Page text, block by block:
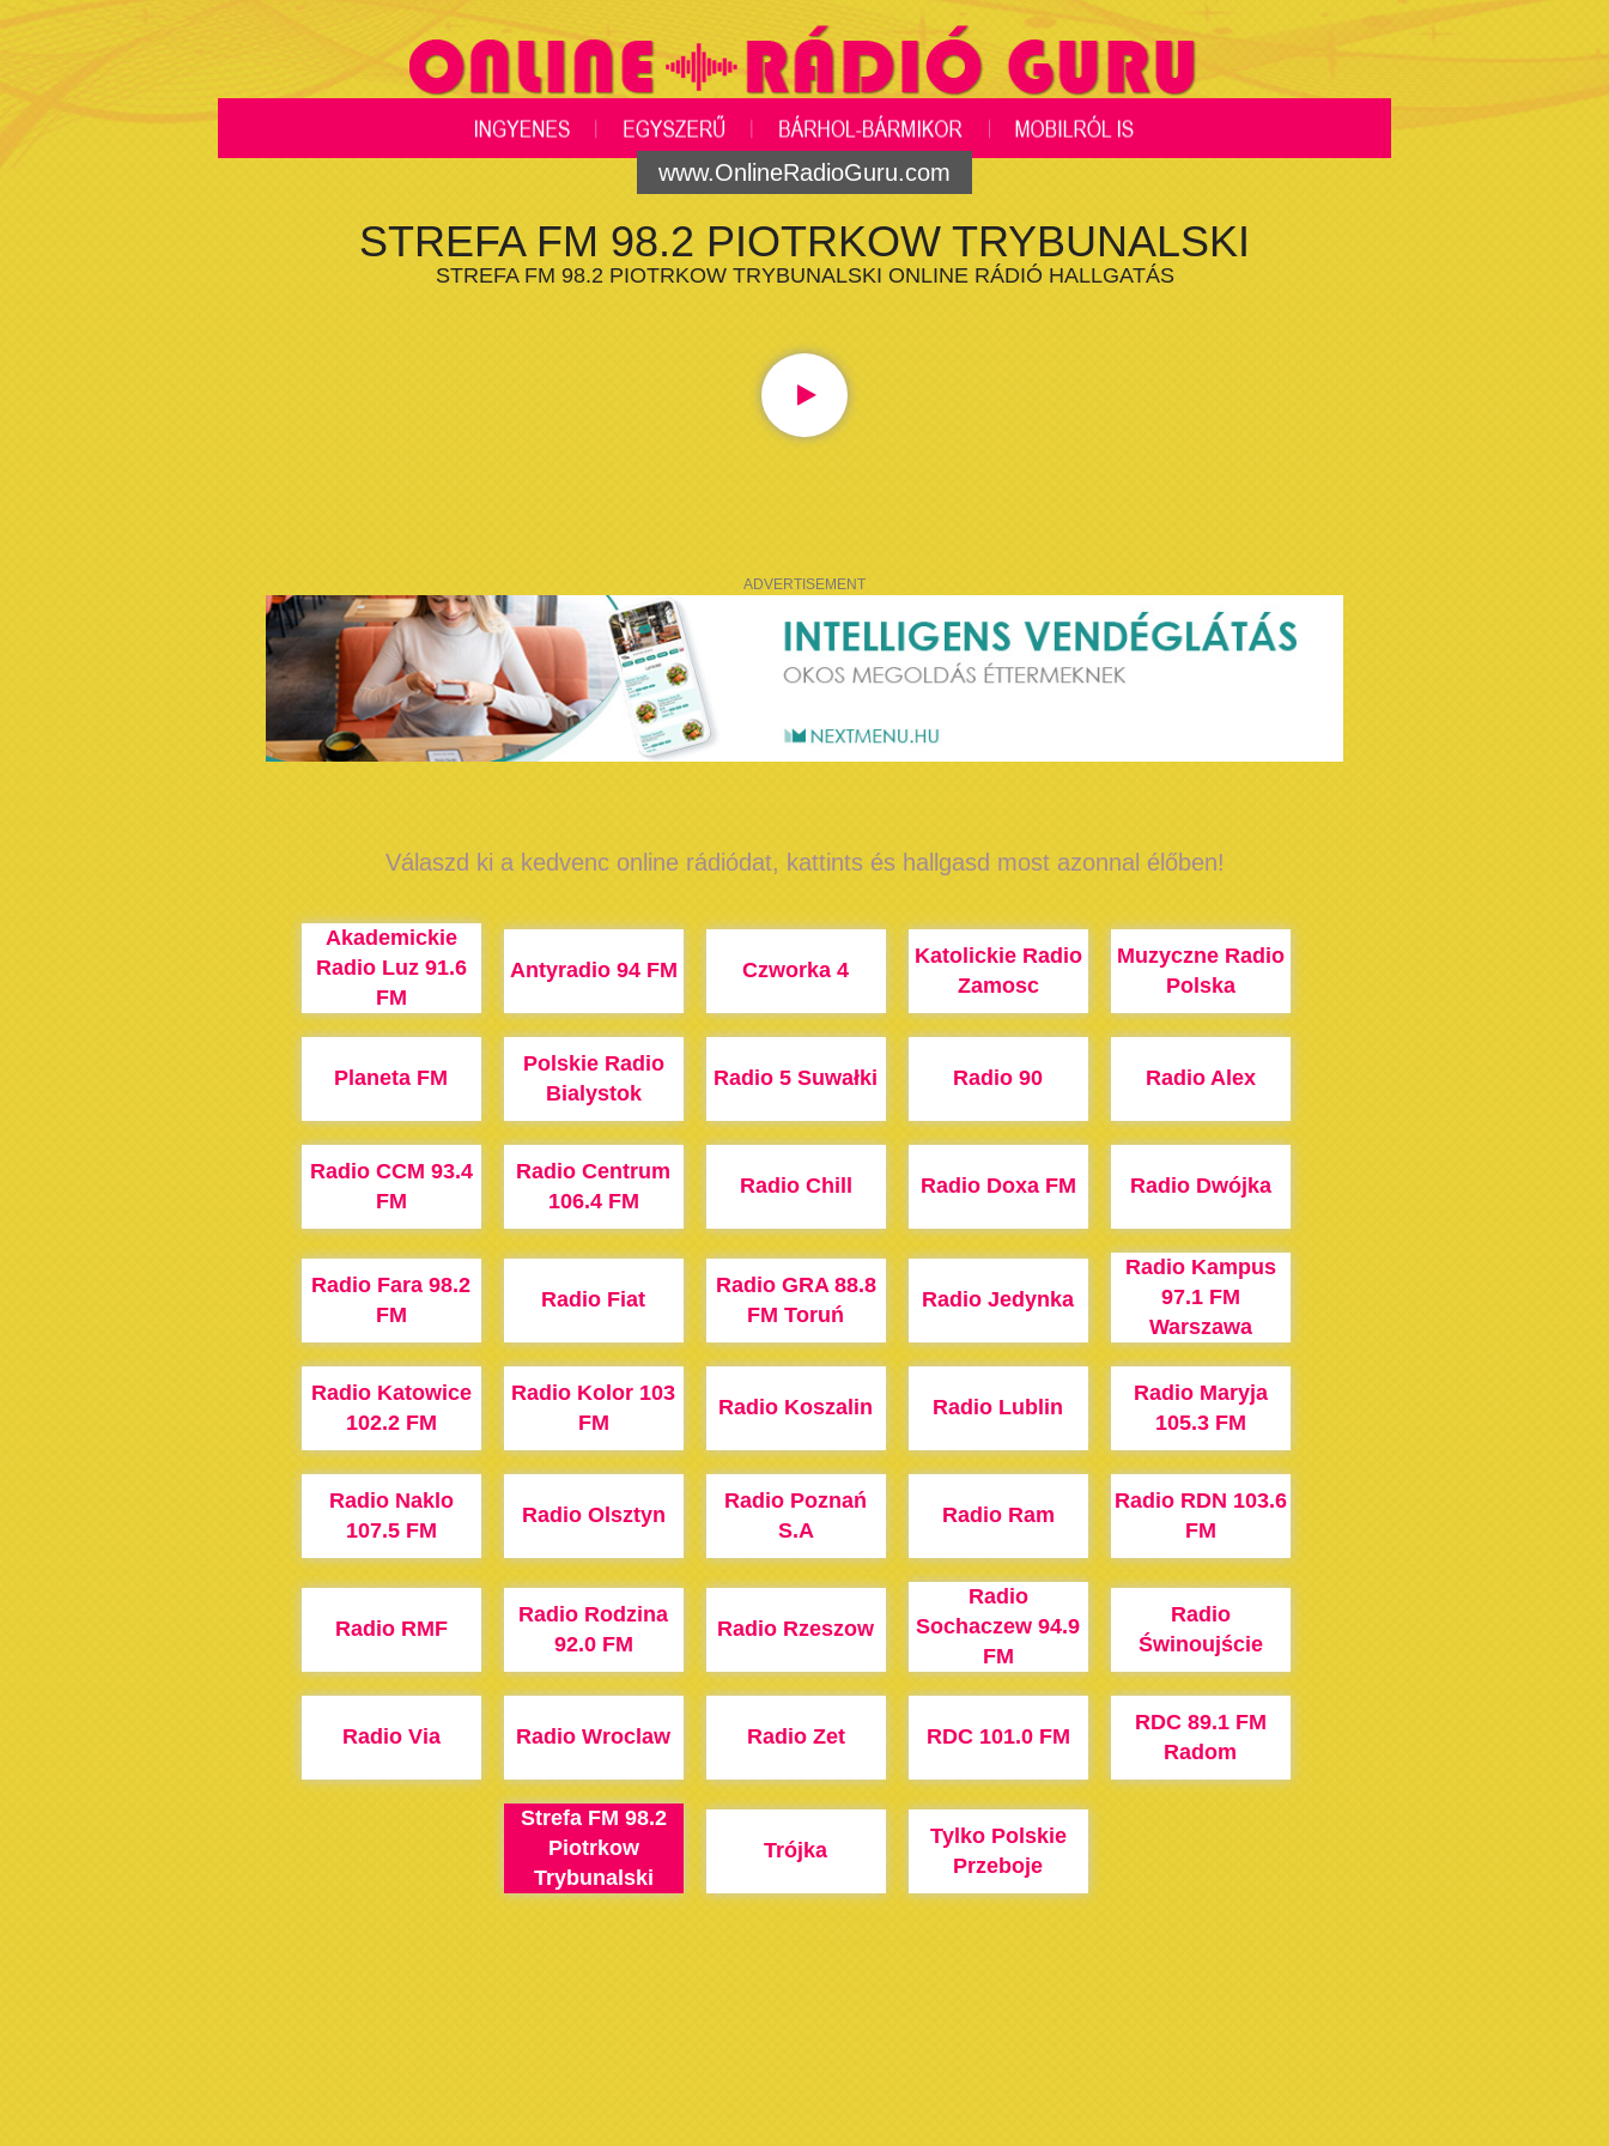
www.OnlineRadioGuru.com
STREFA FM 98.2 PIOTRKOW TRYBUNALSKI
STREFA FM 98.2 PIOTRKOW TRYBUNALSKI ONLINE RÁDIÓ HALLGATÁS
ADVERTISEMENT
Válaszd ki a kedvenc online rádiódat, kattints és hallgasd most azonnal élőben!
Akademickie
Radio Luz 91.6
FM
Antyradio 94 FM Czworka 4
Katolickie Radio
Zamosc
Muzyczne Radio
Polska
Planeta FM
Polskie Radio
Bialystok
Radio 5 Suwałki Radio 90 Radio Alex
Radio CCM 93.4
FM
Radio Centrum
106.4 FM
Radio Chill Radio Doxa FM Radio Dwójka
Radio Fara 98.2
FM
Radio Fiat
Radio GRA 88.8
FM Toruń
Radio Jedynka
Radio Kampus
97.1 FM
Warszawa
Radio Katowice
102.2 FM
Radio Kolor 103
FM
Radio Koszalin Radio Lublin
Radio Maryja
105.3 FM
Radio Naklo
107.5 FM
Radio Olsztyn
Radio Poznań
S.A
Radio Ram
Radio RDN 103.6
FM
Radio RMF
Radio Rodzina
92.0 FM
Radio Rzeszow
Radio
Sochaczew 94.9
FM
Radio
Świnoujście
Radio Via Radio Wroclaw Radio Zet RDC 101.0 FM
RDC 89.1 FM
Radom
Strefa FM 98.2
Piotrkow
Trybunalski
Trójka
Tylko Polskie
Przeboje